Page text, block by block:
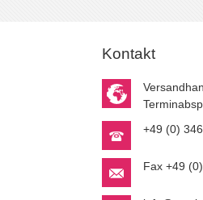
Kontakt
+49 (0)
Fax +49